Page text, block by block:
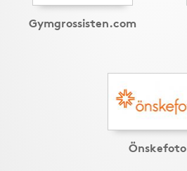
Gymgrossisten.com
Önskefoto